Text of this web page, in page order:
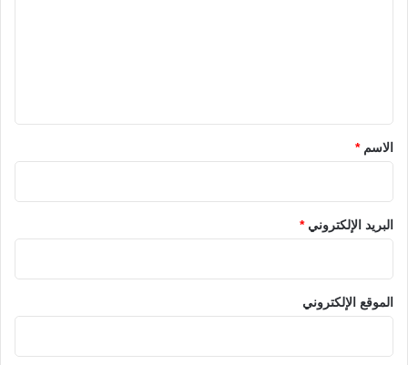
*الاسم*
البريد الإلكتروني*
الموقع الإلكتروني